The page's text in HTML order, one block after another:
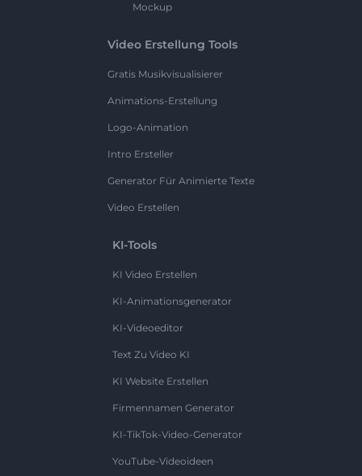
Mockup
Video Erstellung Tools
Gratis Musikvisualisierer
Animations-Erstellung
Logo-Animation
Intro Ersteller
Generator Für Animierte Texte
Video Erstellen
KI-Tools
KI Video Erstellen
KI-Animationsgenerator
KI-Videoeditor
Text Zu Video KI
KI Website Erstellen
Firmennamen Generator
KI-TikTok-Video-Generator
YouTube-Videoideen